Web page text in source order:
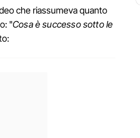
che riassumeva quanto
"Cosa è successo sotto le